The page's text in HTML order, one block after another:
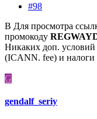
#98
В Для просмотра
промокоду
Никаких доп. условий
(ICANN. fee) и налоги
G
gendalf_seriy